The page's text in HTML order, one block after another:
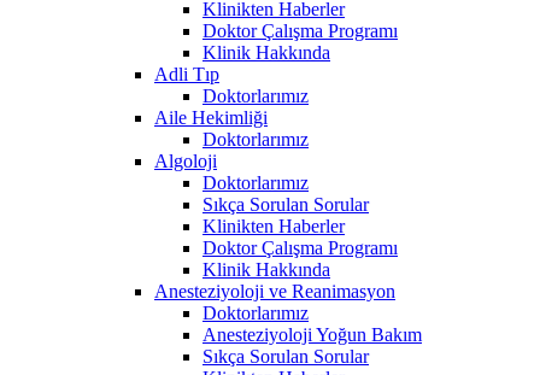
Klinikten Haberler
Doktor Çalışma Programı
Klinik Hakkında
Adli Tıp
Doktorlarımız
Aile Hekimliği
Doktorlarımız
Algoloji
Doktorlarımız
Sıkça Sorulan Sorular
Klinikten Haberler
Doktor Çalışma Programı
Klinik Hakkında
Anesteziyoloji ve Reanimasyon
Doktorlarımız
Anesteziyoloji Yoğun Bakım
Sıkça Sorulan Sorular